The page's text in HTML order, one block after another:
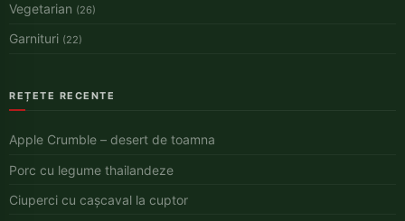
Vegetarian (26)
Garnituri (22)
REȚETE RECENTE
Apple Crumble – desert de toamna
Porc cu legume thailandeze
Ciuperci cu cașcaval la cuptor